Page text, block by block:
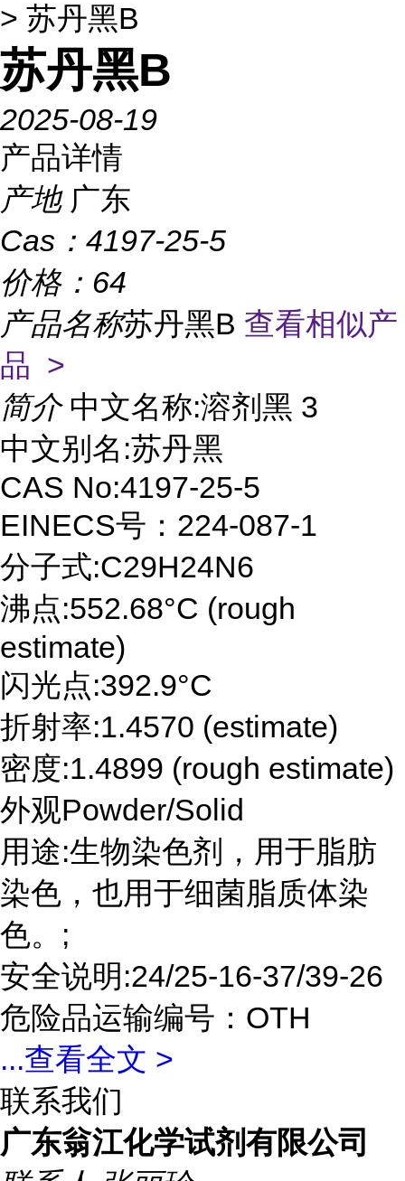
> 苏丹黑B
苏丹黑B
2025-08-19
产品详情
产地 广东
Cas： 4197-25-5
价格： 64
产品名称苏丹黑B 查看相似产
品 >
简介 中文名称:溶剂黑 3
中文别名:苏丹黑
CAS No:4197-25-5
EINECS号：224-087-1
分子式:C29H24N6
沸点:552.68°C (rough
estimate)
闪光点:392.9°C
折射率:1.4570 (estimate)
密度:1.4899 (rough estimate)
外观Powder/Solid
用途:生物染色剂，用于脂肪
染色，也用于细菌脂质体染
色。;
安全说明:24/25-16-37/39-26
危险品运输编号：OTH
...查看全文 >
联系我们
广东翁江化学试剂有限公司